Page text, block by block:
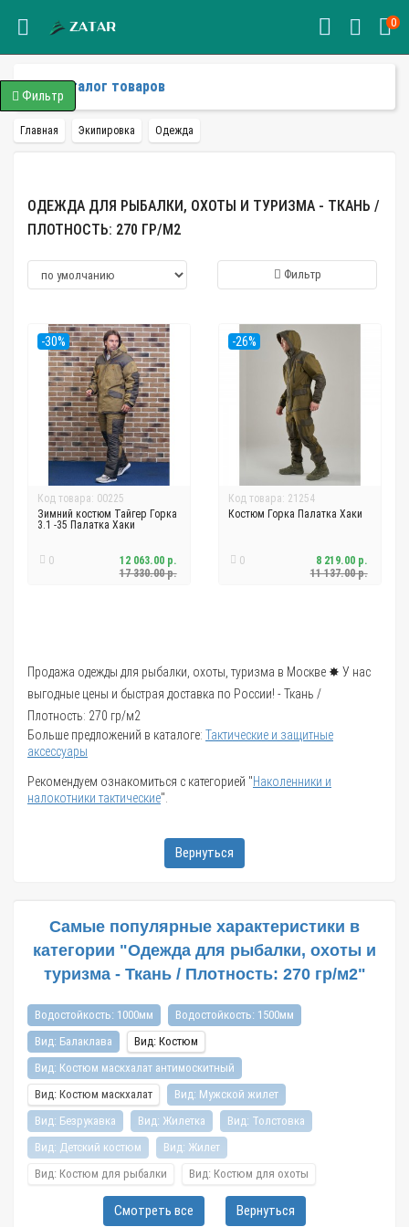
0
Каталог товаров
Главная Экипировка Одежда
ОДЕЖДА ДЛЯ РЫБАЛКИ, ОХОТЫ И ТУРИЗМА - ТКАНЬ /
ПЛОТНОСТЬ: 270 ГР/М2
Фильтр
-30%
Код товара: 00225
Зимний костюм Тайгер Горка
3.1 -35 Палатка Хаки
0
17 330.00 р.
12 063.00 р.
-26%
Код товара: 21254
Костюм Горка Палатка Хаки
0
11 137.00 р.
8 219.00 р.
Продажа одежды для рыбалки, охоты, туризма в Москве ✸ У нас
выгодные цены и быстрая доставка по России! - Ткань /
Плотность: 270 гр/м2
Больше предложений в каталоге: Тактические и защитные
аксессуары
Рекомендуем ознакомиться с категорией "Наколенники и
налокотники тактические".
Вернуться
Самые популярные характеристики в
категории "Одежда для рыбалки, охоты и
туризма - Ткань / Плотность: 270 гр/м2"
Водостойкость: 1000мм
Водостойкость: 1500мм
Вид: Балаклава
Вид: Костюм
Вид: Костюм маскхалат антимоскитный
Вид: Костюм маскхалат
Вид: Мужской жилет
Вид: Безрукавка
Вид: Жилетка
Вид: Толстовка
Вид: Детский костюм
Вид: Жилет
Вид: Костюм для рыбалки
Вид: Костюм для охоты
Вид: Мужской костюм
Сезон: Зима
Сезон: Лето
Смотреть все Вернуться
Фильтр